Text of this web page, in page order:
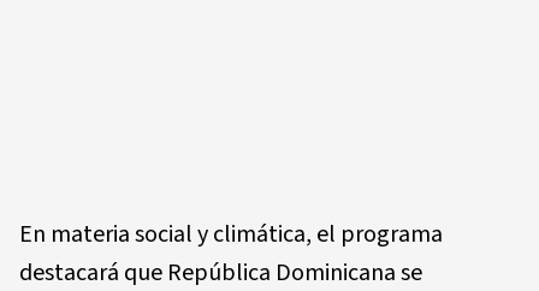
En materia social y climática, el programa
destacará que República Dominicana se